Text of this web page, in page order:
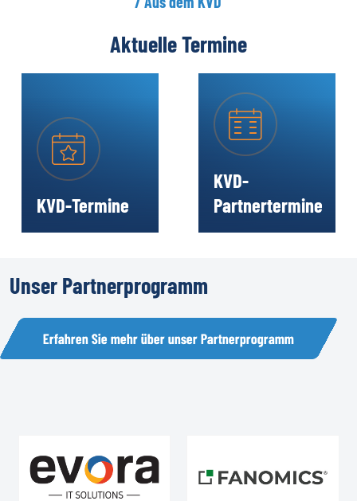
AktuelleTermine
KVD-Termine
KVD-
Partnertermine
Unser Partnerprogramm
Erfahren Sie mehr über unser Partnerprogramm